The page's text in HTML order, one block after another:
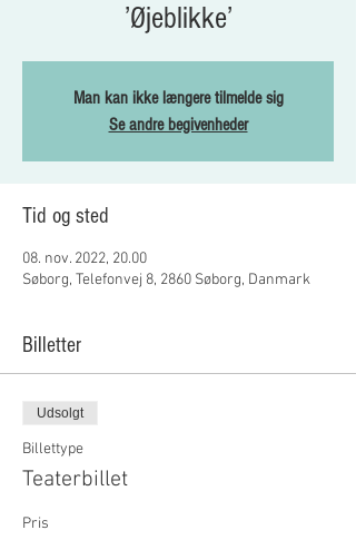
’Øjeblikke’
Man kan ikke længere tilmelde sig
Se andre begivenheder
Tid og sted
08. nov. 2022, 20.00
Søborg, Telefonvej 8, 2860 Søborg, Danmark
Billetter
Udsolgt
Billettype
Teaterbillet
Pris